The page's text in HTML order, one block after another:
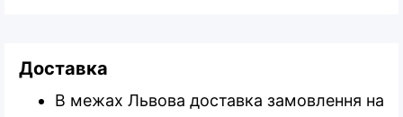
Доставка
В межах Львова доставка замовлення на